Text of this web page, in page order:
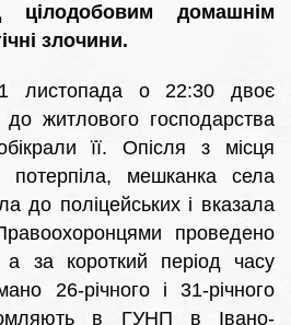
цілодобовим домашнім
злочини.
листопада о 22:30 двоє
до житлового господарства
її. Опісля з місця
мешканка села
до поліцейських і вказала
проведено
а за короткий період часу
26-річного і 31-річного
в ГУНП в Івано-